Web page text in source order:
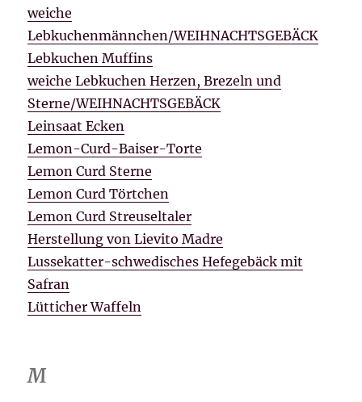
weiche
Lebkuchenmännchen/WEIHNACHTSGEBÄCK
Lebkuchen Muffins
weiche Lebkuchen Herzen, Brezeln und
Sterne/WEIHNACHTSGEBÄCK
Leinsaat Ecken
Lemon-Curd-Baiser-Torte
Lemon Curd Sterne
Lemon Curd Törtchen
Lemon Curd Streuseltaler
Herstellung von Lievito Madre
Lussekatter-schwedisches Hefegebäck mit
Safran
Lütticher Waffeln
M